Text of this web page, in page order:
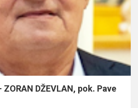
ZORAN DŽEVLAN, pok. Pave